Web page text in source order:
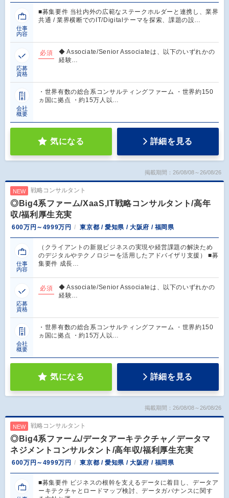
仕事
内容
■募集要件 当社内外の広範なステークホルダーと連携し、業界
共通 / 業界横断でのIT/Digitalテーマを探索、課題の設…
応募
資格
必須
◆ Associate/Senior Associateは、以下のいずれかの
経験…
会社
概要
・世界有数の総合系コンサルティングファーム ・世界約150
ヵ国に拠点 ・約15万人以…
気になる 詳細を見る
掲載期間：26/08/08～26/08/26
NEW 戦略コンサルタント
◎Big4系ファーム/XaaS,IT戦略コンサルタント/高年
収/福利厚生充実
600万円～4999万円 東京都 / 愛知県 / 大阪府 / 福岡県
仕事
内容
（クライアントの新規ビジネスの実現や経営課題の解決ため
のデジタルやテクノロジーを活用したアドバイザリ支援） ■募
集要件 成長…
応募
資格
必須
◆ Associate/Senior Associateは、以下のいずれかの
経験…
会社
概要
・世界有数の総合系コンサルティングファーム ・世界約150
ヵ国に拠点 ・約15万人以…
気になる 詳細を見る
掲載期間：26/08/08～26/08/26
NEW 戦略コンサルタント
◎Big4系ファーム/データアーキテクチャ／データマ
ネジメントコンサルタント/高年収/福利厚生充実
600万円～4999万円 東京都 / 愛知県 / 大阪府 / 福岡県
■募集要件 ビジネスの根幹を支えるデータに着目し、データア
ーキテクチャとロードマップ検討、データガバナンスに関す